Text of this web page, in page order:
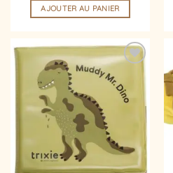
AJOUTER AU PANIER
à la
liste
d’envies